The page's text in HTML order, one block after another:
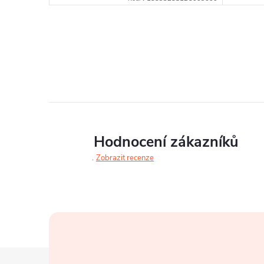
Hodnocení zákazníků
Zobrazit recenze